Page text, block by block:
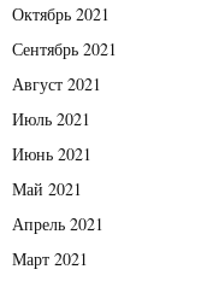
Октябрь 2021
Сентябрь 2021
Август 2021
Июль 2021
Июнь 2021
Май 2021
Апрель 2021
Март 2021